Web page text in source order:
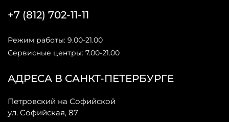
АДРЕСА В САНКТ-ПЕТЕРБУРГЕ
Петровский на Софийской
ул. Софийская, 87
+7 (812) 702-11-11
Режим работы: 9.00-21.00
Сервисные центры: 7.00-21.00